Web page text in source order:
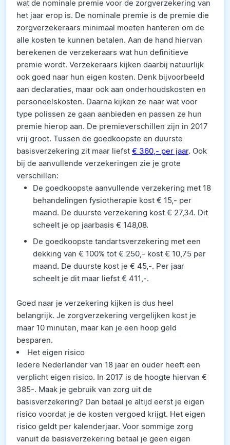
wat de nominale premie voor de zorgverzekering van
het jaar erop is. De nominale premie is de premie die
zorgverzekeraars minimaal moeten hanteren om de
alle kosten te kunnen betalen. Aan de hand hiervan
berekenen de verzekeraars wat hun definitieve
premie wordt. Verzekeraars kijken daarbij natuurlijk
ook goed naar hun eigen kosten. Denk bijvoorbeeld
aan declaraties, maar ook aan onderhoudskosten en
personeelskosten. Daarna kijken ze naar wat voor
type polissen ze gaan aanbieden en passen ze hun
premie hierop aan. De premieverschillen zijn in 2017
vrij groot. Tussen de goedkoopste en duurste
basisverzekering zit maar liefst € 360,- per jaar. Ook
bij de aanvullende verzekeringen zie je grote
verschillen:
De goedkoopste aanvullende verzekering met 18
behandelingen fysiotherapie kost € 15,- per
maand. De duurste verzekering kost € 27,34. Dit
scheelt je op jaarbasis € 148,08.
De goedkoopste tandartsverzekering met een
dekking van € 100% tot € 250,- kost € 10,75 per
maand. De duurste kost je € 45,-. Per jaar
scheelt je dit maar liefst € 411,-.
Goed naar je verzekering kijken is dus heel
belangrijk. Je zorgverzekering vergelijken kost je
maar 10 minuten, maar kan je een hoop geld
besparen.
Het eigen risico
Iedere Nederlander van 18 jaar en ouder heeft een
verplicht eigen risico. In 2017 is de hoogte hiervan €
385-. Maak je gebruik van zorg uit de
basisverzekering? Dan betaal je altijd eerst je eigen
risico voordat je de kosten vergoed krijgt. Het eigen
risico geldt per kalenderjaar. Voor sommige zorg
vanuit de basisverzekering betaal je geen eigen